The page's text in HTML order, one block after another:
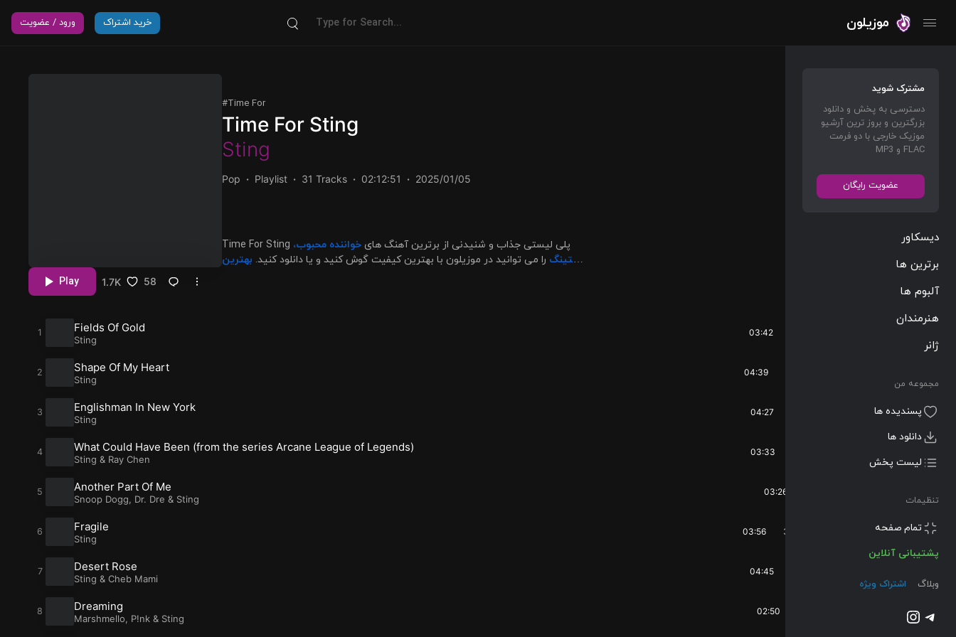
موزیلون خرید اشتراک ورود / عضویت
مشترک شوید
دسترسی به پخش و دانلود
بزرگترین و بروز ترین آرشیو
موزیک خارجی با دو فرمت
FLAC و MP3
عضویت رایگان
دیسکاور
برترین ها
آلبوم ها
هنرمندان
ژانر
مجموعه من
پسندیده ها
دانلود ها
لیست پخش
تنظیمات
تمام صفحه
پشتیبانی آنلاین
وبلاگ اشتراک ویژه
تلگراماینستاگرم
Time For
Time For Sting
Sting
Pop Playlist 31 Tracks 02:12:51 2025/01/05
Time For Sting پلی لیستی جذاب و شنیدنی از برترین آهنگ های خواننده محبوب،
استینگ را می توانید در موزیلون با بهترین کیفیت گوش کنید و یا دانلود کنید. بهترین
Play 1.7K 58
Fields Of Gold
Sting
03:42
Shape Of My Heart
Sting
04:39
Englishman In New York
Sting
04:27 60
What Could Have Been (from the series Arcane League of Legends)
Sting & Ray Chen
03:33
Another Part Of Me
Snoop Dogg, Dr. Dre & Sting
03:26
Fragile
Sting
03:56 3.6K 198
Desert Rose
Sting & Cheb Mami
04:45
Dreaming
Marshmello, P!nk & Sting
02:50